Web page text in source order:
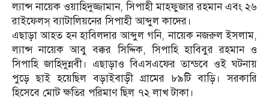
ল্যান্স নায়েক ওয়াহিদুজ্জামান, সিপাহী মাহফুজার রহমান এবং ২৬
রাইফেলস্ ব্যাটালিয়নের সিপাহী আব্দুল কাদের।
এছাড়া আহত হন হাবিলদার আব্দুল গনি, নায়েক নজরুল ইসলাম,
ল্যান্স নায়েক আবু বক্কর সিদ্দিক, সিপাহি হাবিবুর রহমান ও
সিপাহি জাহিদুন্নবী। এছাড়াও বিএসএফের তান্ডবে ওই ঘটনায়
পুড়ে ছাই হয়েছিল বড়াইবাড়ী গ্রামের ৮৯টি বাড়ি। সরকারি
হিসেবে মোট ক্ষতির পরিমাণ ছিল ৭২ লাখ টাকা।